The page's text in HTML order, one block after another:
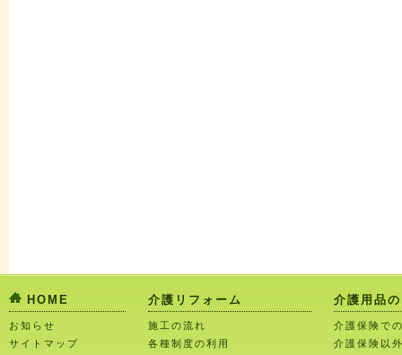
HOME
お知らせ
サイトマップ
介護リフォーム
施工の流れ
各種制度の利用
介護用品
介護保険で
介護保険以